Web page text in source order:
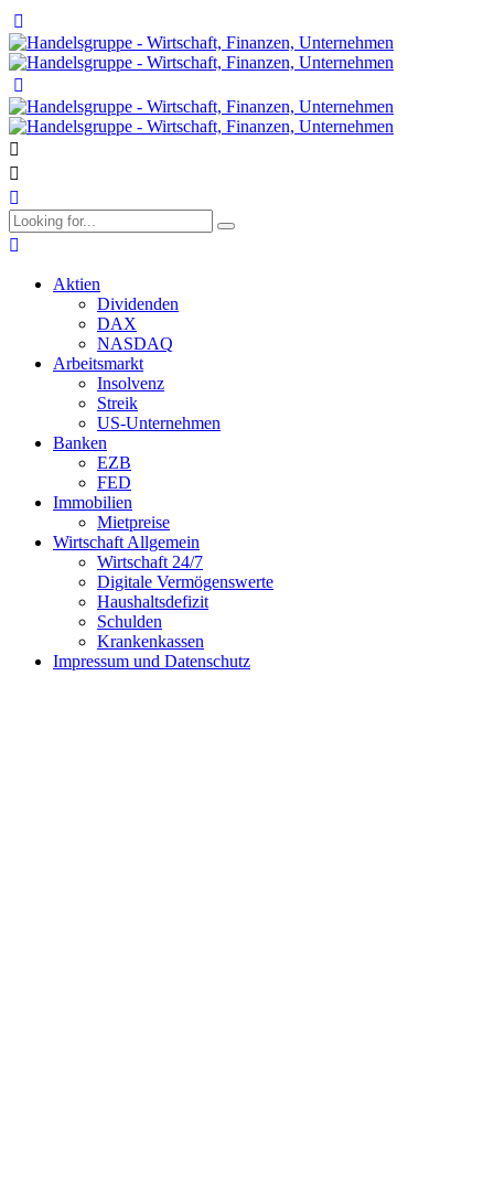
Aktien
Dividenden
DAX
NASDAQ
Arbeitsmarkt
Insolvenz
Streik
US-Unternehmen
Banken
EZB
FED
Immobilien
Mietpreise
Wirtschaft Allgemein
Wirtschaft 24/7
Digitale Vermögenswerte
Haushaltsdefizit
Schulden
Krankenkassen
Impressum und Datenschutz